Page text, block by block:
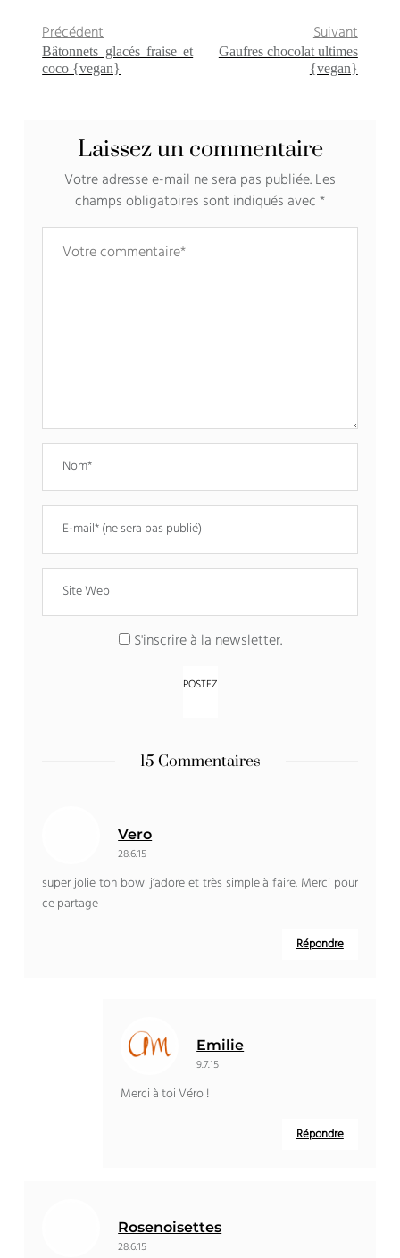
Précédent
Bâtonnets glacés fraise et
coco {vegan}
Suivant
Gaufres chocolat ultimes
{vegan}
Laissez un commentaire
Votre adresse e-mail ne sera pas publiée.Les
champs obligatoires sont indiqués avec*
S'inscrire à la newsletter.
15 Commentaires
Vero
28.6.15
super jolie ton bowl j’adore et très simple à faire. Merci pour
ce partage
Répondre
Emilie
9.7.15
Merci à toi Véro !
Répondre
Rosenoisettes
28.6.15